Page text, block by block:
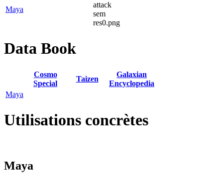
Maya
Data Book
Cosmo
Special
Taizen
Galaxian
Encyclopedia
Maya
Utilisations concrètes
Maya